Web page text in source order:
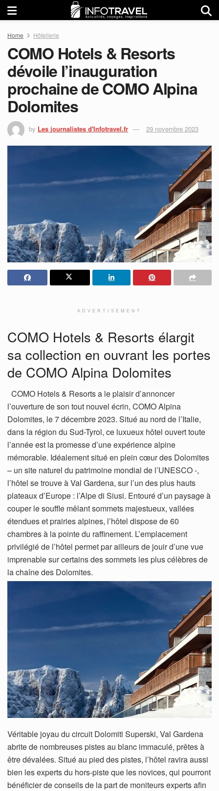
Home Hôtellerie
COMO Hotels & Resorts
dévoile l’inauguration
prochaine de COMO Alpina
Dolomites
by Les journalistes d'Infotravel.fr 29 novembre 2023
ADVERTISEMENT
COMO Hotels & Resorts élargit
sa collection en ouvrant les portes
de COMO Alpina Dolomites
COMO Hotels & Resorts a le plaisir d’annoncer
l’ouverture de son tout nouvel écrin, COMO Alpina
Dolomites, le 7 décembre 2023. Situé au nord de l’Italie,
dans la région du Sud-Tyrol, ce luxueux hôtel ouvert toute
l’année est la promesse d’une expérience alpine
mémorable. Idéalement situé en plein cœur des Dolomites
– un site naturel du patrimoine mondial de l’UNESCO -,
l’hôtel se trouve à Val Gardena, sur l’un des plus hauts
plateaux d’Europe : l’Alpe di Siusi. Entouré d’un paysage à
couper le souffle mêlant sommets majestueux, vallées
étendues et prairies alpines, l’hôtel dispose de 60
chambres à la pointe du raffinement. L’emplacement
privilégié de l’hôtel permet par ailleurs de jouir d’une vue
imprenable sur certains des sommets les plus célèbres de
la chaîne des Dolomites.
Véritable joyau du circuit Dolomiti Superski, Val Gardena
abrite de nombreuses pistes au blanc immaculé, prêtes à
être dévalées. Situé au pied des pistes, l’hôtel ravira aussi
bien les experts du hors-piste que les novices, qui pourront
bénéficier de conseils de la part de moniteurs experts afin